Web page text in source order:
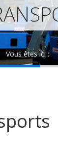
Vous êtes ici :